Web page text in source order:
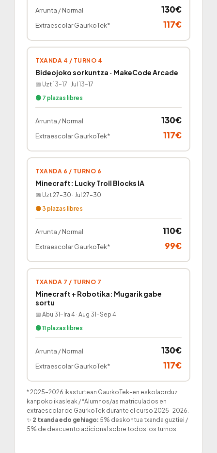
Arrunta / Normal 130€
Extraescolar GaurkoTek* 117€
TXANDA 4 / TURNO 4
Bideojoko sorkuntza · MakeCode Arcade
📅 Uzt 13–17 · Jul 13–17
🟢 7 plazas libres
Arrunta / Normal 130€
Extraescolar GaurkoTek* 117€
TXANDA 6 / TURNO 6
Minecraft: Lucky Troll Blocks IA
📅 Uzt 27–30 · Jul 27–30
🟡 3 plazas libres
Arrunta / Normal 110€
Extraescolar GaurkoTek* 99€
TXANDA 7 / TURNO 7
Minecraft + Robotika: Mugarik gabe
sortu
📅 Abu 31–Ira 4 · Aug 31–Sep 4
🟢 11 plazas libres
Arrunta / Normal 130€
Extraescolar GaurkoTek* 117€
* 2025–2026 ikasturtean GaurkoTek-en eskolaorduz
kanpoko ikasleak / *Alumnos/as matriculados en
extraescolar de GaurkoTek durante el curso 2025–2026.
✨ 2 txanda edo gehiago: 5% deskontua txanda guztiei /
5% de descuento adicional sobre todos los turnos.